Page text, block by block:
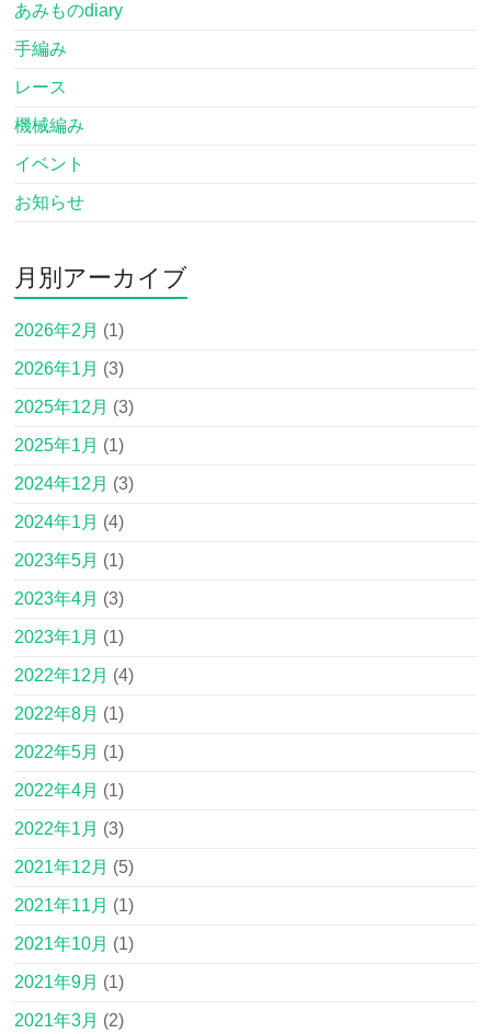
あみものdiary
手編み
レース
機械編み
イベント
お知らせ
月別アーカイブ
2026年2月 (1)
2026年1月 (3)
2025年12月 (3)
2025年1月 (1)
2024年12月 (3)
2024年1月 (4)
2023年5月 (1)
2023年4月 (3)
2023年1月 (1)
2022年12月 (4)
2022年8月 (1)
2022年5月 (1)
2022年4月 (1)
2022年1月 (3)
2021年12月 (5)
2021年11月 (1)
2021年10月 (1)
2021年9月 (1)
2021年3月 (2)